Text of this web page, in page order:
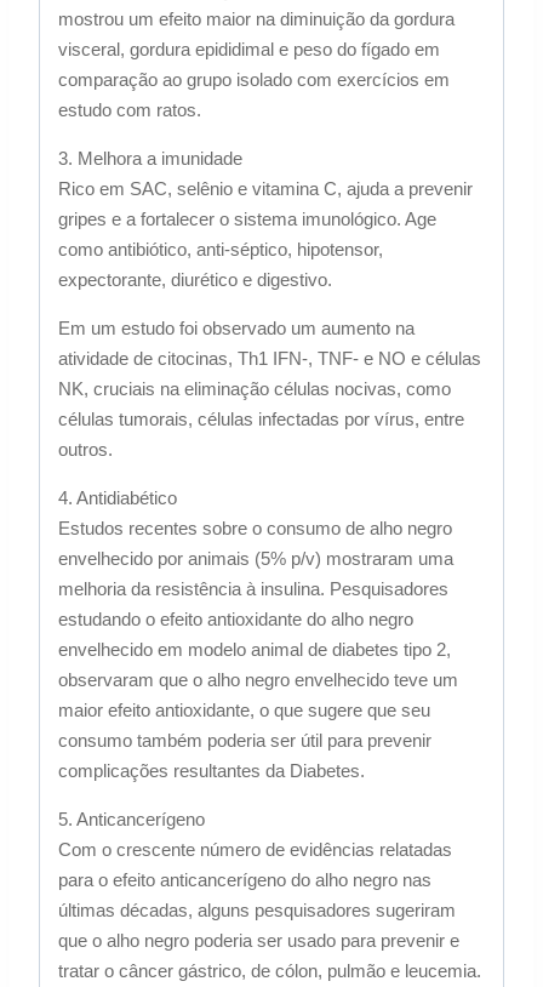
mostrou um efeito maior na diminuição da gordura
visceral, gordura epididimal e peso do fígado em
comparação ao grupo isolado com exercícios em
estudo com ratos.
3. Melhora a imunidade
Rico em SAC, selênio e vitamina C, ajuda a prevenir
gripes e a fortalecer o sistema imunológico. Age
como antibiótico, anti-séptico, hipotensor,
expectorante, diurético e digestivo.
Em um estudo foi observado um aumento na
atividade de citocinas, Th1 IFN-, TNF- e NO e células
NK, cruciais na eliminação células nocivas, como
células tumorais, células infectadas por vírus, entre
outros.
4. Antidiabético
Estudos recentes sobre o consumo de alho negro
envelhecido por animais (5% p/v) mostraram uma
melhoria da resistência à insulina. Pesquisadores
estudando o efeito antioxidante do alho negro
envelhecido em modelo animal de diabetes tipo 2,
observaram que o alho negro envelhecido teve um
maior efeito antioxidante, o que sugere que seu
consumo também poderia ser útil para prevenir
complicações resultantes da Diabetes.
5. Anticancerígeno
Com o crescente número de evidências relatadas
para o efeito anticancerígeno do alho negro nas
últimas décadas, alguns pesquisadores sugeriram
que o alho negro poderia ser usado para prevenir e
tratar o câncer gástrico, de cólon, pulmão e leucemia.